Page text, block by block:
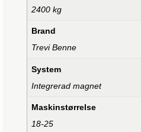
2400 kg
Brand
Trevi Benne
System
Integrerad magnet
Maskinstørrelse
18-25